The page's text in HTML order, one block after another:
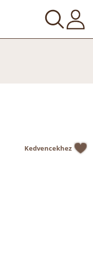
Kedvencekhez